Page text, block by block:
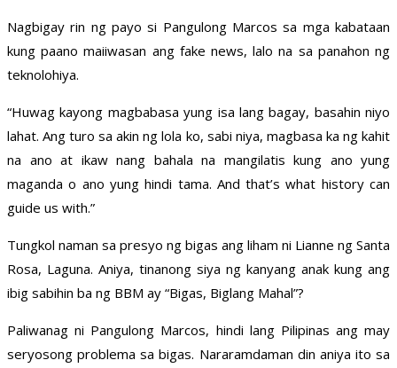
Nagbigay rin ng payo si Pangulong Marcos sa mga kabataan
kung paano maiiwasan ang fake news, lalo na sa panahon ng
teknolohiya.
“Huwag kayong magbabasa yung isa lang bagay, basahin niyo
lahat. Ang turo sa akin ng lola ko, sabi niya, magbasa ka ng kahit
na ano at ikaw nang bahala na mangilatis kung ano yung
maganda o ano yung hindi tama. And that’s what history can
guide us with.”
Tungkol naman sa presyo ng bigas ang liham ni Lianne ng Santa
Rosa, Laguna. Aniya, tinanong siya ng kanyang anak kung ang
ibig sabihin ba ng BBM ay “Bigas, Biglang Mahal”?
Paliwanag ni Pangulong Marcos, hindi lang Pilipinas ang may
seryosong problema sa bigas. Nararamdaman din aniya ito sa